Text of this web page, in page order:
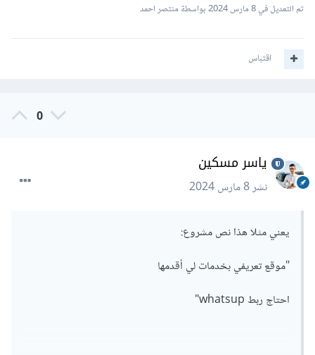
تم التعديل في8 مارس 2024 بواسطة منتصر احمد
اقتباس
0
ياسر مسكين
نشر8 مارس 2024
يعني مثلا هذا نص مشروع:
"موقع تعريفي بخدمات لي أقدمها
احتاج ربط whatsup"